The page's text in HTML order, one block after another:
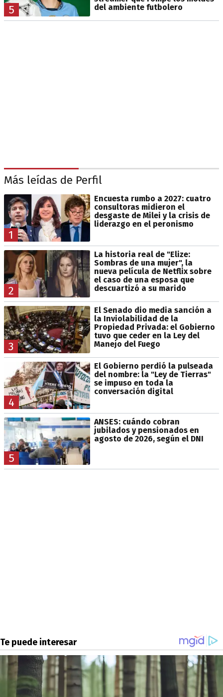
5
del ambiente futbolero
Más leídas de Perfil
1
Encuesta rumbo a 2027: cuatro
consultoras midieron el
desgaste de Milei y la crisis de
liderazgo en el peronismo
2
La historia real de "Elize:
Sombras de una mujer", la
nueva película de Netflix sobre
el caso de una esposa que
descuartizó a su marido
3
El Senado dio media sanción a
la Inviolabilidad de la
Propiedad Privada: el Gobierno
tuvo que ceder en la Ley del
Manejo del Fuego
4
El Gobierno perdió la pulseada
del nombre: la "Ley de Tierras"
se impuso en toda la
conversación digital
5
ANSES: cuándo cobran
jubilados y pensionados en
agosto de 2026, según el DNI